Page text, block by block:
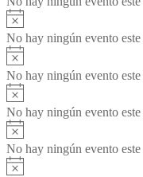
Aviso
No hay ningún evento este
Aviso
No hay ningún evento este
Aviso
No hay ningún evento este
Aviso
No hay ningún evento este
Aviso